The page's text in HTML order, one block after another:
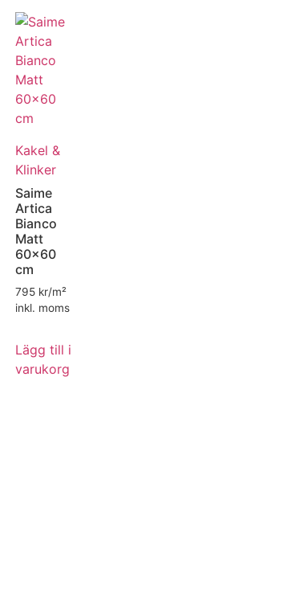
Kakel &
Klinker
Saime
Artica
Bianco
Matt
60×60
cm
795 kr/m²
inkl. moms
Lägg till i
varukorg